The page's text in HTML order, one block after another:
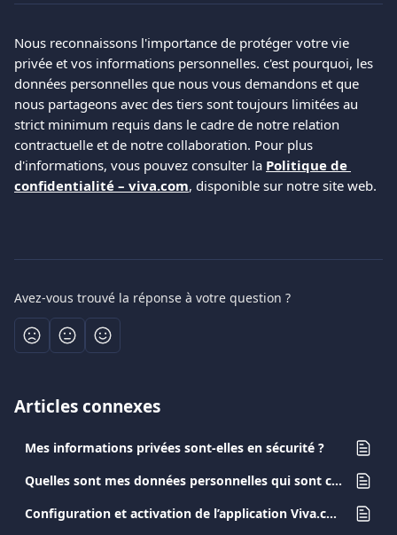
Nous reconnaissons l'importance de protéger votre vie
privée et vos informations personnelles. c'est pourquoi, les
données personnelles que nous vous demandons et que
nous partageons avec des tiers sont toujours limitées au
strict minimum requis dans le cadre de notre relation
contractuelle et de notre collaboration. Pour plus
d'informations, vous pouvez consulter la Politique de
confidentialité – viva.com, disponible sur notre site web.
Avez-vous trouvé la réponse à votre question ?
Articles connexes
Mes informations privées sont-elles en sécurité ?
Quelles sont mes données personnelles qui sont collectées?
Configuration et activation de l’application Viva.com Terminal